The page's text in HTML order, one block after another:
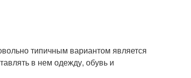
типичным вариантом является
в нем одежду, обувь и